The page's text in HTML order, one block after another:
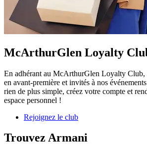
McArthurGlen Loyalty
En adhérant au McArthurGlen Loyalty Club,
en avant-première et invités à nos
rien de plus simple, créez votre compte et
espace personnel !
Rejoignez le club
Trouvez Armani